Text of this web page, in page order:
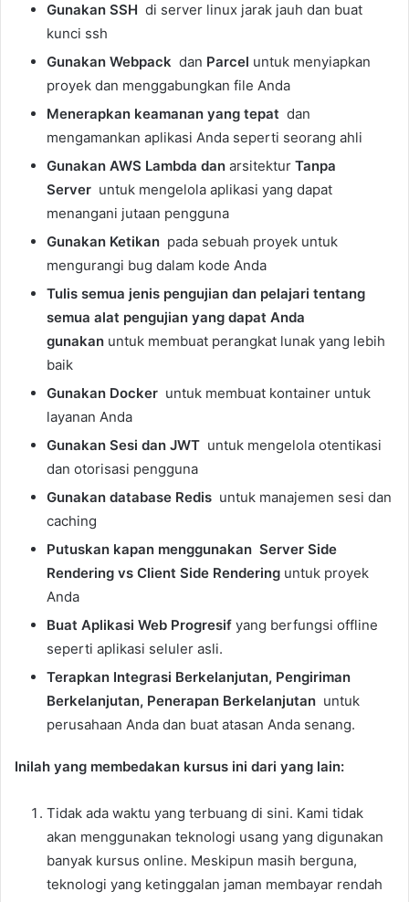
Gunakan SSH di server linux jarak jauh dan buat
kunci ssh
Gunakan Webpack dan Parcel untuk menyiapkan
proyek dan menggabungkan file Anda
Menerapkan keamanan yang tepat dan
mengamankan aplikasi Anda seperti seorang ahli
Gunakan AWS Lambda dan arsitektur Tanpa
Server untuk mengelola aplikasi yang dapat
menangani jutaan pengguna
Gunakan Ketikan pada sebuah proyek untuk
mengurangi bug dalam kode Anda
Tulis semua jenis pengujian dan pelajari tentang
semua alat pengujian yang dapat Anda
gunakan untuk membuat perangkat lunak yang lebih
baik
Gunakan Docker untuk membuat kontainer untuk
layanan Anda
Gunakan Sesi dan JWT untuk mengelola otentikasi
dan otorisasi pengguna
Gunakan database Redis untuk manajemen sesi dan
caching
Putuskan kapan menggunakan Server Side
Rendering vs Client Side Rendering untuk proyek
Anda
Buat Aplikasi Web Progresif yang berfungsi offline
seperti aplikasi seluler asli.
Terapkan Integrasi Berkelanjutan, Pengiriman
Berkelanjutan, Penerapan Berkelanjutan untuk
perusahaan Anda dan buat atasan Anda senang.
Inilah yang membedakan kursus ini dari yang lain:
Tidak ada waktu yang terbuang di sini. Kami tidak
akan menggunakan teknologi usang yang digunakan
banyak kursus online. Meskipun masih berguna,
teknologi yang ketinggalan jaman membayar rendah